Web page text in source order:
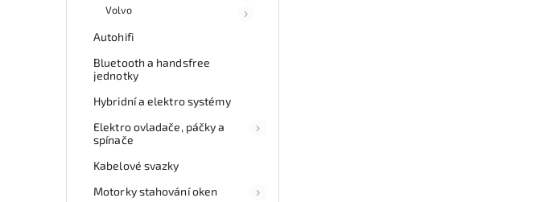
Volvo
Autohifi
Bluetooth a handsfree
jednotky
Hybridní a elektro systémy
Elektro ovladače, páčky a
spínače
Kabelové svazky
Motorky stahování oken